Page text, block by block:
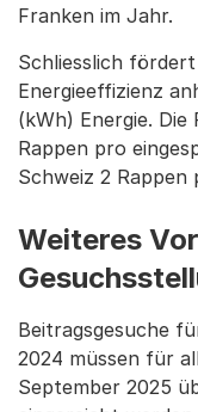
Franken im Jahr.
Schliesslich
Energieeffizienz
(kWh) Energie.
Rappen pro
Schweiz 2 Rappen
Weiteres
Beitragsgesuche
2024 müssen für
September 2025